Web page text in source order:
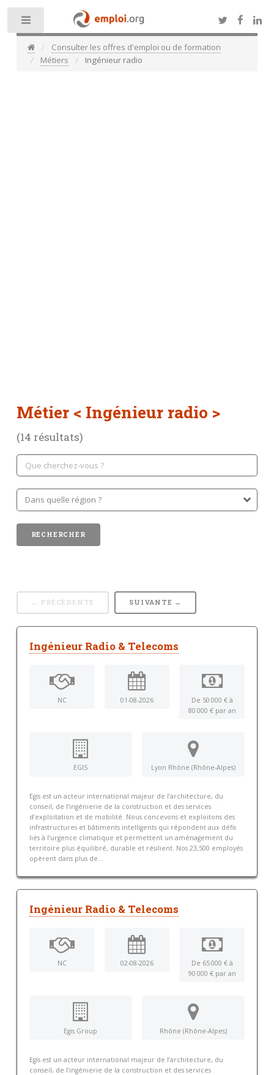
Consulter les offres d'emploi ou de formation
Métiers
Ingénieur radio
Métier < Ingénieur radio >
(14 résultats)
← PRÉCÉDENTE SUIVANTE →
Ingénieur Radio & Telecoms
NC 01-08-2026
De 50 000 € à
80 000 € par an
EGIS Lyon Rhône (Rhône-Alpes)
Egis est un acteur international majeur de l’architecture, du
conseil, de l’ingénierie de la construction et des services
d’exploitation et de mobilité. Nous concevons et exploitons des
infrastructures et bâtiments intelligents qui répondent aux défis
liés à l’urgence climatique et permettent un aménagement du
territoire plus équilibré, durable et résilient. Nos 23,500 employés
opèrent dans plus de...
Ingénieur Radio & Telecoms
NC 02-08-2026
De 65 000 € à
90 000 € par an
Egis Group Rhône (Rhône-Alpes)
Egis est un acteur international majeur de l’architecture, du
conseil, de l’ingénierie de la construction et des services
Toggle